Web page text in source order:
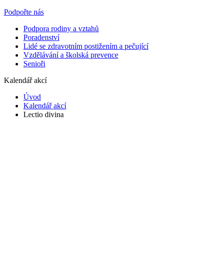
Podpořte nás
Podpora rodiny a vztahů
Poradenství
Lidé se zdravotním postižením a pečující
Vzdělávání a školská prevence
Senioři
Kalendář akcí
Úvod
Kalendář akcí
Lectio divina